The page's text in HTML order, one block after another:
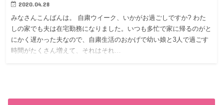
2020.04.28
みなさんこんばんは。 自粛ウイーク、いかがお過ごしですか? わた
しの家でも夫は在宅勤務になりました。いつも多忙で家に帰るのがと
にかく遅かった夫なので、自粛生活のおかげで幼い娘と3人で過ごす
時間がたくさん増えて、それはそれ…